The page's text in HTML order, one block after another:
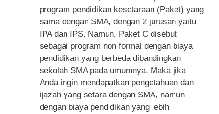
program pendidikan kesetaraan (Paket) yang
sama dengan SMA, dengan 2 jurusan yaitu
IPA dan IPS. Namun, Paket C disebut
sebagai program non formal dengan biaya
pendidikan yang berbeda dibandingkan
sekolah SMA pada umumnya. Maka jika
Anda ingin mendapatkan pengetahuan dan
ijazah yang setara dengan SMA, namun
dengan biaya pendidikan yang lebih